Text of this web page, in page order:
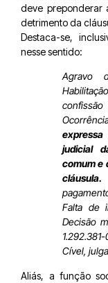
deve preponderar
detrimento da
Destaca-se,
nesse sentido:
Agravo
judicial
comum e
cláusula.
Falta de
Decisão
Cível,
Aliás, a função